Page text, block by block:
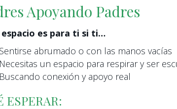
Apoyando Padres
espacio es para ti si ti…
Sentirse abrumado o con las manos vacías
Necesitas un espacio para respirar y ser
Buscando conexión y apoyo real
ESPERAR: